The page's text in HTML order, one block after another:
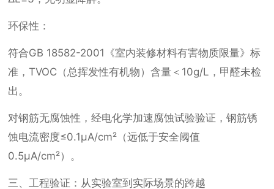
环保性：
符合GB 18582-2001《室内装修材料有害物质限量》标
准，TVOC（总挥发性有机物）含量＜10g/L，甲醛未检
出。
对钢筋无腐蚀性，经电化学加速腐蚀试验验证，钢筋锈
蚀电流密度≤0.1μA/cm²（远低于安全阈值
0.5μA/cm²）。
三、工程验证：从实验室到实际场景的跨越